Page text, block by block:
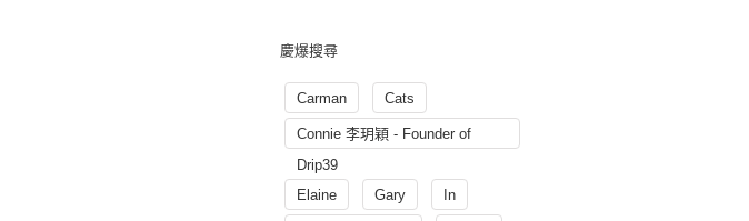
慶爆搜尋
Carman Cats
Connie 李玥穎 - Founder of
Drip39
Elaine
Gary In